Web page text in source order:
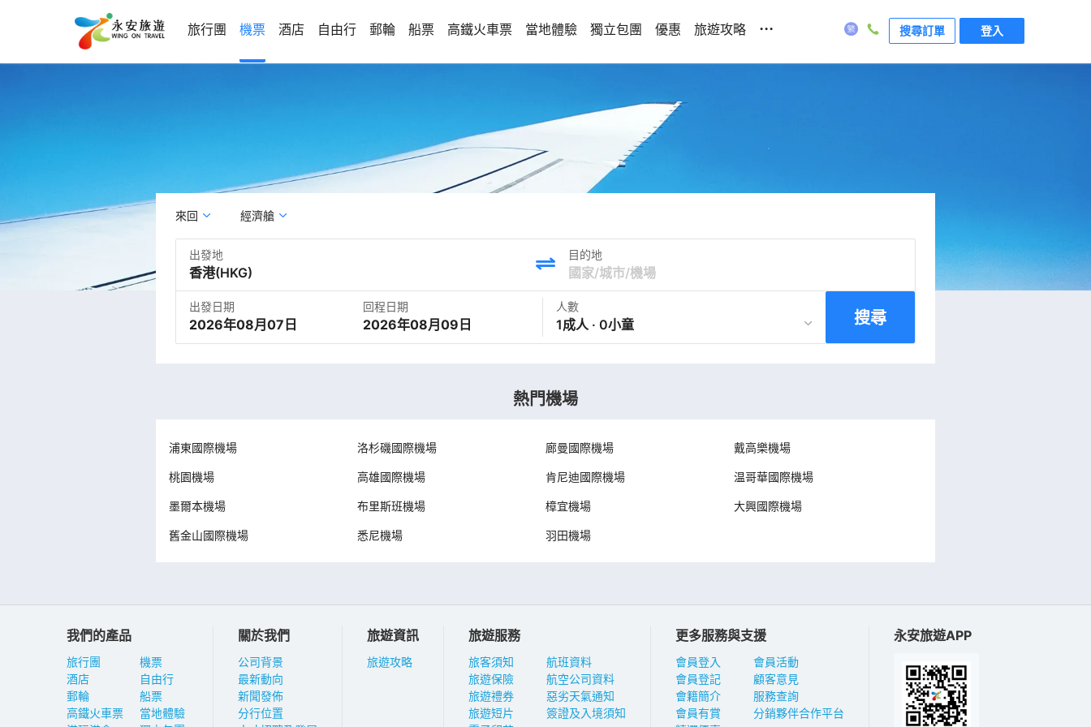
旅行團 機票 酒店 自由行 郵輪 船票 高鐵火車票 當地體驗 獨立包團 優惠 旅遊攻略 ... 搜尋訂單 登入
來回 經濟艙
出發地 目的地
出發日期
2026年08月07日
回程日期
2026年08月09日
人數
1成人 · 0小童 搜尋
熱門機場
浦東國際機場 洛杉磯國際機場 廊曼國際機場 戴高樂機場
桃園機場 高雄國際機場 肯尼迪國際機場 温哥華國際機場
墨爾本機場 布里斯班機場 樟宜機場 大興國際機場
舊金山國際機場 悉尼機場 羽田機場
我們的產品
旅行團
酒店
郵輪
高鐵火車票
機票
自由行
船票
當地體驗
關於我們
公司背景
最新動向
新聞發佈
分行位置
旅遊資訊
旅遊攻略
旅遊服務
旅客須知
旅遊保險
旅遊禮券
旅遊短片
航班資料
航空公司資料
惡劣天氣通知
簽證及入境須知
更多服務與支援
會員登入
會員登記
會籍簡介
會員有賞
會員活動
顧客意見
服務查詢
分銷夥伴合作平台
永安旅遊APP